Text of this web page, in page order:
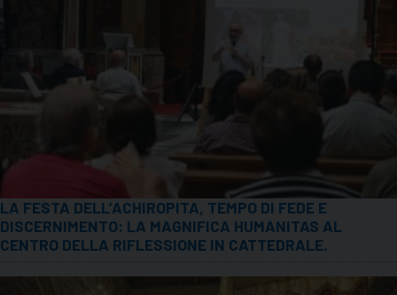
LA FESTA DELL’ACHIROPITA, TEMPO DI FEDE E
DISCERNIMENTO: LA MAGNIFICA HUMANITAS AL
CENTRO DELLA RIFLESSIONE IN CATTEDRALE.